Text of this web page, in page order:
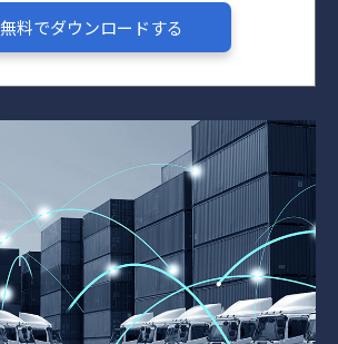
無料でダウンロードする